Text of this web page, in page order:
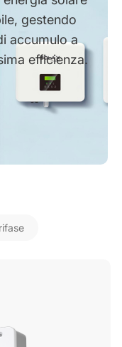
gestendo
accumulo a
efficienza.